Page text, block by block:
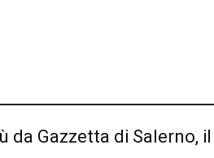
da Gazzetta di Salerno,